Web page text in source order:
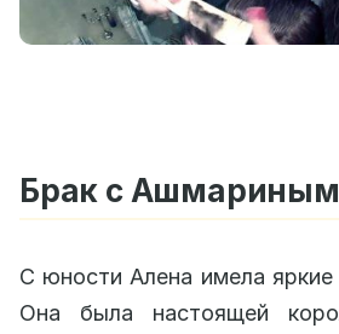
Брак с Ашмариным
С юности Алена имела
Она была настоящей